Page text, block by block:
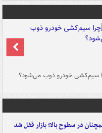
سیم‌کشی خودرو ذوب می‌شود؟
در سطوح بالا؛ بازار قفل شد